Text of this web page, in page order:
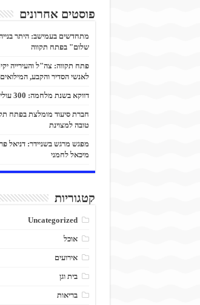
פוסטים אחרונים
מתחדשים בעמישב: היתר
שלום" בפתח תקווה
פתח תקווה: צה"ל והעירייה
לאנשי הסדיר והקבע,
דווקא בשנת מלחמה: 300 עולים חדשים בחרו בפתח תקווה
חברת סיעוד מומלצת בפתח
טובה למצוינת
מפגש מרגש בשניידר: דניאל
מיכאל לחמני
קטגוריות
Uncategorized
אוכל
אירועים
בית וגן
בריאות